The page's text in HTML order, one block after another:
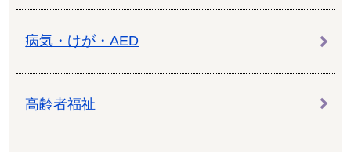
病気・けが・AED
高齢者福祉